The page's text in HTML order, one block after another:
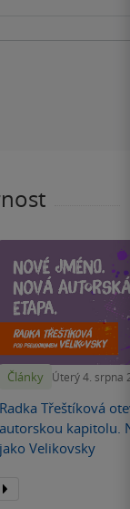
Články Úterý 4. srpna
Radka Třeštíková
autorskou kapitolu.
jako Velikovsky